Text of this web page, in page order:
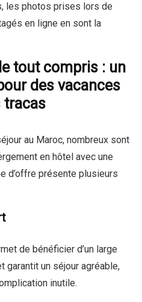
les photos prises lors de
en ligne en sont la
tout compris : un
des vacances
tracas
au Maroc, nombreux sont
en hôtel avec une
d’offre présente plusieurs
de bénéficier d’un large
un séjour agréable,
inutile.